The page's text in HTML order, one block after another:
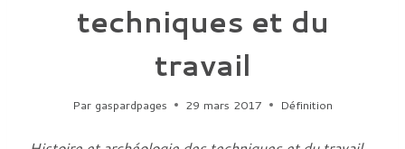
techniques et du
travail
Par gaspardpages 29 mars 2017 Définition